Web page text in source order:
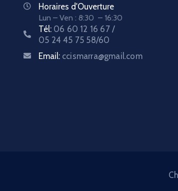
Horaires d'Ouverture
Lun – Ven : 8:30 – 16:30
Tél: 06 60 12 16 67 /
05 24 45 75 58/60
Email: ccismarra@gmail.com